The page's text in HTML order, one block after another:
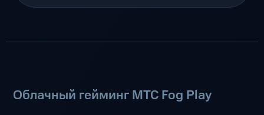
Облачный гейминг МТС Fog Play